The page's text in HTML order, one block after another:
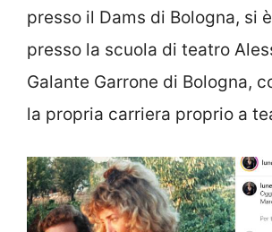
presso il Dams di Bologna, si
presso la scuola di teatro
Galante Garrone di Bologna,
la propria carriera proprio a